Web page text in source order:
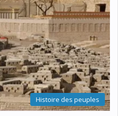
Histoire des peuples